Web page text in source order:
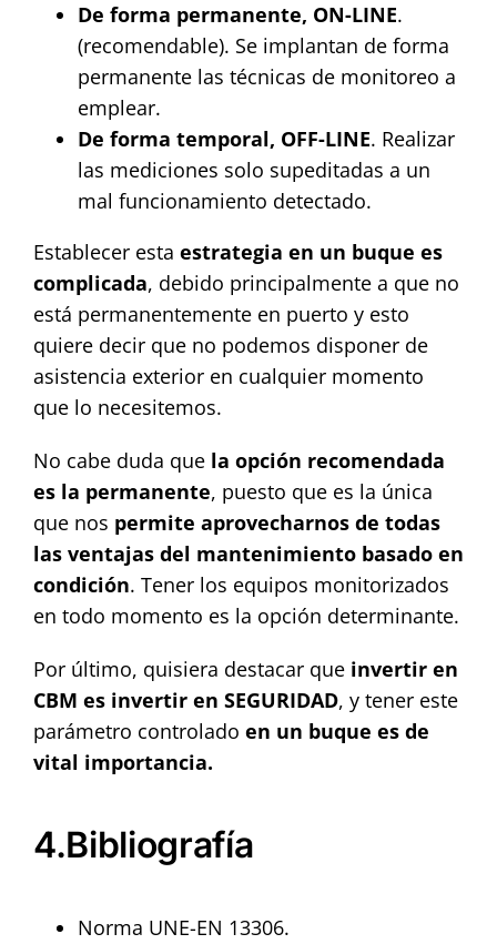
De forma permanente, ON-LINE.
(recomendable). Se implantan de forma
permanente las técnicas de monitoreo a
emplear.
De forma temporal, OFF-LINE. Realizar
las mediciones solo supeditadas a un
mal funcionamiento detectado.
Establecer esta estrategia en un buque es
complicada, debido principalmente a que no
está permanentemente en puerto y esto
quiere decir que no podemos disponer de
asistencia exterior en cualquier momento
que lo necesitemos.
No cabe duda quela opción recomendada
es la permanente, puesto que es la única
que nos permite aprovecharnos de todas
las ventajas del mantenimiento basado en
condición. Tener los equipos monitorizados
en todo momento es la opción determinante.
Por último, quisiera destacar queinvertir en
CBM es invertir en SEGURIDAD, y tener este
parámetro controlado en un buque es de
vital importancia.
4.Bibliografía
Norma UNE-EN 13306.